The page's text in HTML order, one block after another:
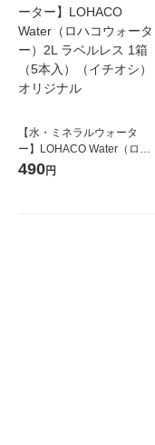
【水・ミネラルウォータ
ー】LOHACO Water（ロハ
コウォーター）2L ラベルレ
490円